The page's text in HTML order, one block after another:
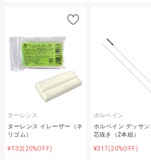
ターレンス
ターレンス イレーザー（ネ
リゴム）
¥132(20%OFF)
ホルベイン
ホルベイン デッサ
芯抜き（2本組）
¥317(20%OFF)